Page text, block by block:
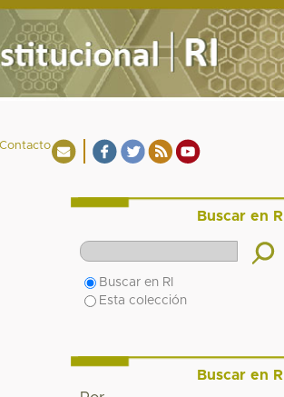
Contacto
Buscar en RI
Buscar en RI
Esta colección
Buscar en RI